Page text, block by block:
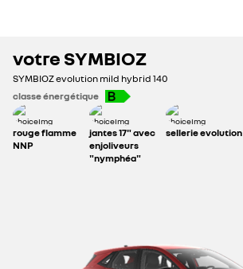
votre SYMBIOZ
SYMBIOZevolution mild hybrid 140
classe énergétique
rouge flamme
NNP
jantes 17" avec
enjoliveurs
"nymphéa"
sellerie evolution